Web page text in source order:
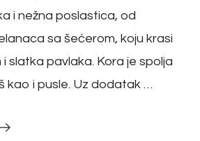
i nežna poslastica, od
sa šećerom, koju krasi
slatka pavlaka. Kora je spolja
kao i pusle. Uz dodatak …